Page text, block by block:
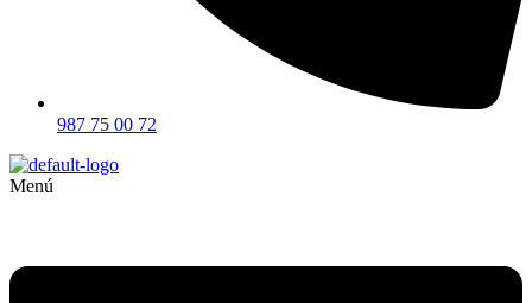
987 75 00 72
Menú